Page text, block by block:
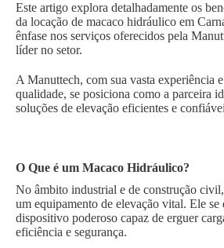
Este artigo explora detalhadamente os
da locação de macaco hidráulico em
ênfase nos serviços oferecidos pela
líder no setor.
A Manuttech, com sua vasta experiência
qualidade, se posiciona como a parceira
soluções de elevação eficientes e
O Que é um Macaco Hidráulico?
No âmbito industrial e de construção
um equipamento de elevação vital. Ele se
dispositivo poderoso capaz de erguer
eficiência e segurança.